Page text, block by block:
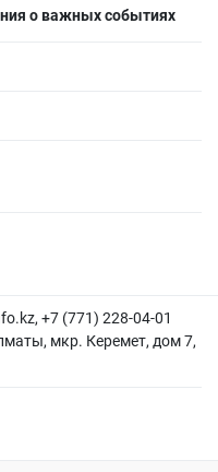
о важных событиях
, +7 (771) 228-04-01
мкр. Керемет, дом 7,